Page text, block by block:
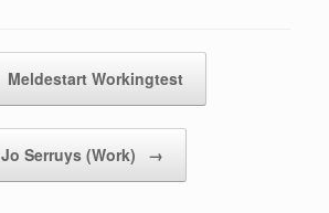
Meldestart Workingtest
Jo Serruys (Work) →